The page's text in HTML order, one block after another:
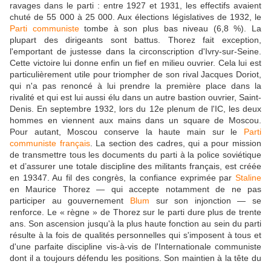
ravages dans le parti : entre 1927 et 1931, les effectifs avaient
chuté de 55 000 à 25 000. Aux élections législatives de 1932, le
Parti communistetombe à son plus bas niveau (6,8 %). La
plupart des dirigeants sont battus. Thorez fait exception,
l'emportant de justesse dans la circonscription d'Ivry-sur-Seine.
Cette victoire lui donne enfin un fief en milieu ouvrier. Cela lui est
particulièrement utile pour triompher de son rival Jacques Doriot,
qui n'a pas renoncé à lui prendre la première place dans la
rivalité et qui est lui aussi élu dans un autre bastion ouvrier, Saint-
Denis. En septembre 1932, lors du 12e plenum de l'IC, les deux
hommes en viennent aux mains dans un square de Moscou.
Pour autant, Moscou conserve la haute main sur le Parti
communiste français. La section des cadres, qui a pour mission
de transmettre tous les documents du parti à la police soviétique
et d’assurer une totale discipline des militants français, est créée
en 19347. Au fil des congrès, la confiance exprimée par Staline
en Maurice Thorez — qui accepte notamment de ne pas
participer au gouvernement Blum sur son injonction — se
renforce. Le « règne » de Thorez sur le parti dure plus de trente
ans. Son ascension jusqu'à la plus haute fonction au sein du parti
résulte à la fois de qualités personnelles qui s'imposent à tous et
d'une parfaite discipline vis-à-vis de l'Internationale communiste
dont il a toujours défendu les positions. Son maintien à la tête du